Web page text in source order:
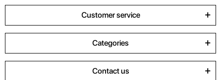
Customer service
Categories
Contact us